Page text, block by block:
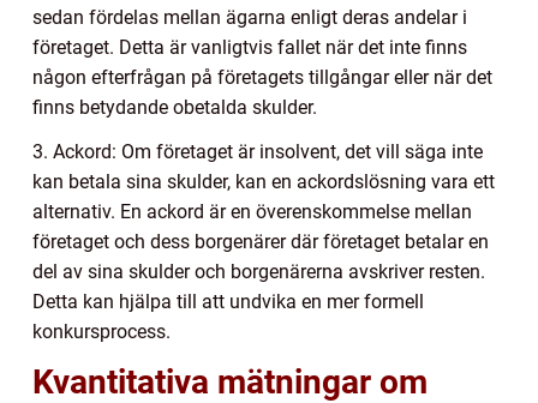
sedan fördelas mellan ägarna enligt deras andelar i
företaget. Detta är vanligtvis fallet när det inte finns
någon efterfrågan på företagets tillgångar eller när det
finns betydande obetalda skulder.
3. Ackord: Om företaget är insolvent, det vill säga inte
kan betala sina skulder, kan en ackordslösning vara ett
alternativ. En ackord är en överenskommelse mellan
företaget och dess borgenärer där företaget betalar en
del av sina skulder och borgenärerna avskriver resten.
Detta kan hjälpa till att undvika en mer formell
konkursprocess.
Kvantitativa mätningar om